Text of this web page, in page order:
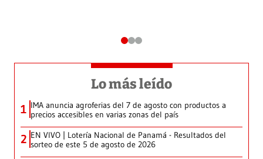
Lo más leído
1 IMA anuncia agroferias del 7 de agosto con productos a
precios accesibles en varias zonas del país
2 EN VIVO | Lotería Nacional de Panamá - Resultados del
sorteo de este 5 de agosto de 2026